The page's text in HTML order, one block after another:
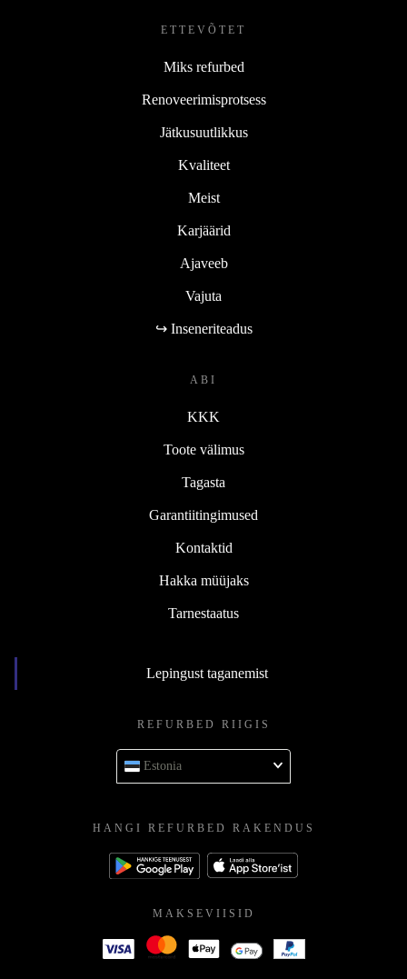
ETTEVÕTET
Miks refurbed
Renoveerimisprotsess
Jätkusuutlikkus
Kvaliteet
Meist
Karjäärid
Ajaveeb
Vajuta
↪ Inseneriteadus
ABI
KKK
Toote välimus
Tagasta
Garantiitingimused
Kontaktid
Hakka müüjaks
Tarnestaatus
Lepingust taganemist
REFURBED RIIGIS
Estonia
HANGI REFURBED RAKENDUS
MAKSEVIISID